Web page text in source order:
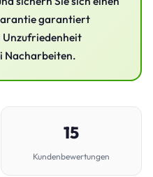
garantiert
Unzufriedenheit
Nacharbeiten.
15
Kundenbewertungen